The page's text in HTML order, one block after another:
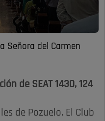
Señora del Carmen
de SEAT 1430, 124
de Pozuelo. El Club